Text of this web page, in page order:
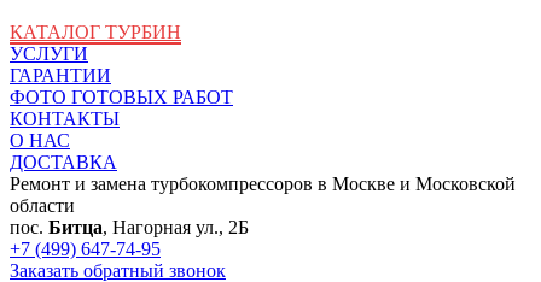
КАТАЛОГ ТУРБИН
УСЛУГИ
ГАРАНТИИ
ФОТО ГОТОВЫХ РАБОТ
КОНТАКТЫ
О НАС
ДОСТАВКА
Ремонт и замена турбокомпрессоров в Москве и Московской
области
пос. Битца, Нагорная ул., 2Б
+7 (499) 647-74-95
Заказать обратный звонок